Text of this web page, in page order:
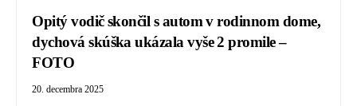
Opitý vodič skončil s autom v rodinnom dome,
dychová skúška ukázala vyše 2 promile –
FOTO
20. decembra 2025